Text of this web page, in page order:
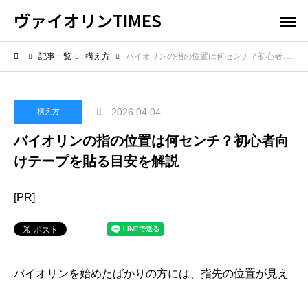
ヴァイオリンTIMES
記事一覧 構え方 バイオリンの指の位置は何センチ？初心者向けテープを貼る目安を解説
構え方 2026.04.04
バイオリンの指の位置は何センチ？初心者向
けテープを貼る目安を解説
[PR]
バイオリンを始めたばかりの方には、指先の位置が見え